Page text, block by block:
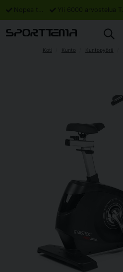
Nopea toimitus Yli 6000 arvostelua Trustpilotissa
Koti Kunto Kuntopyörä